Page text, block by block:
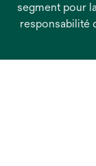
segment pour
responsabilité